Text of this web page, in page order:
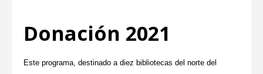
Visítanos
Inscripciones
Buzón de sugerencias
Convocatorias
> Ir a Convocatorias
Medios
Donación 2021
Este programa, destinado a diez bibliotecas del norte del